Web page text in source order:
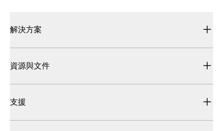
解決方案
資源與文件
支援